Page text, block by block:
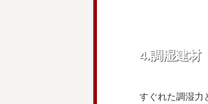
4.調湿建材
すぐれた調湿力